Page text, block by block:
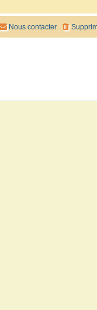
Nous contacter